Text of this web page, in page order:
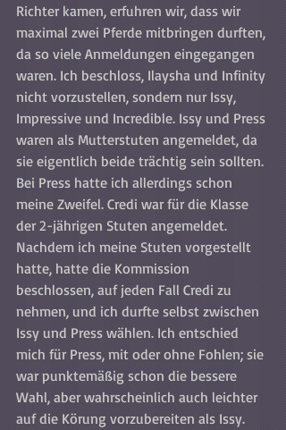
Richter kamen, erfuhren wir, dass wir
maximal zwei Pferde mitbringen durften,
da so viele Anmeldungen eingegangen
waren. Ich beschloss, Ilaysha und Infinity
nicht vorzustellen, sondern nur Issy,
Impressive und Incredible. Issy und Press
waren als Mutterstuten angemeldet, da
sie eigentlich beide trächtig sein sollten.
Bei Press hatte ich allerdings schon
meine Zweifel. Credi war für die Klasse
der 2-jährigen Stuten angemeldet.
Nachdem ich meine Stuten vorgestellt
hatte, hatte die Kommission
beschlossen, auf jeden Fall Credi zu
nehmen, und ich durfte selbst zwischen
Issy und Press wählen. Ich entschied
mich für Press, mit oder ohne Fohlen; sie
war punktemäßig schon die bessere
Wahl, aber wahrscheinlich auch leichter
auf die Körung vorzubereiten als Issy.